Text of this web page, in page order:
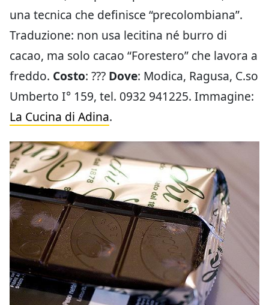
una tecnica che definisce “precolombiana”.
Traduzione: non usa lecitina né burro di
cacao, ma solo cacao “Forestero” che lavora a
freddo. Costo: ??? Dove: Modica, Ragusa, C.so
Umberto I° 159, tel. 0932 941225. Immagine:
La Cucina di Adina.